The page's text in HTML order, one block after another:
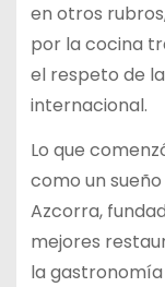
en otros
por la cocina
el respeto de
internacional.
Lo que
como un
Azcorra,
mejores
la